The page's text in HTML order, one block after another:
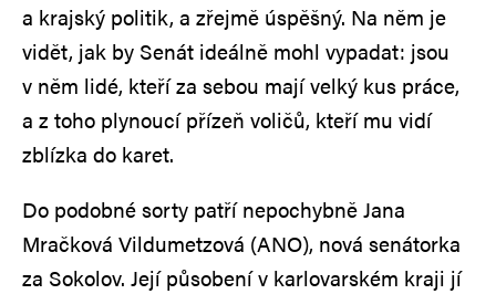
a krajský politik, a zřejmě úspěšný. Na něm je
vidět, jak by Senát ideálně mohl vypadat: jsou
v něm lidé, kteří za sebou mají velký kus práce,
a z toho plynoucí přízeň voličů, kteří mu vidí
zblízka do karet.
Do podobné sorty patří nepochybně Jana
Mračková Vildumetzová (ANO), nová senátorka
za Sokolov. Její působení v karlovarském kraji jí